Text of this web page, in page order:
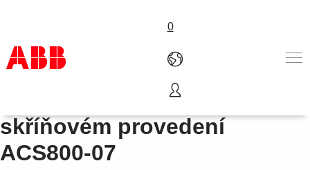
0
Produkty
Nabídka A-Z
Služby
Samostatné měniče ve
skříňovém provedení
ACS800-07